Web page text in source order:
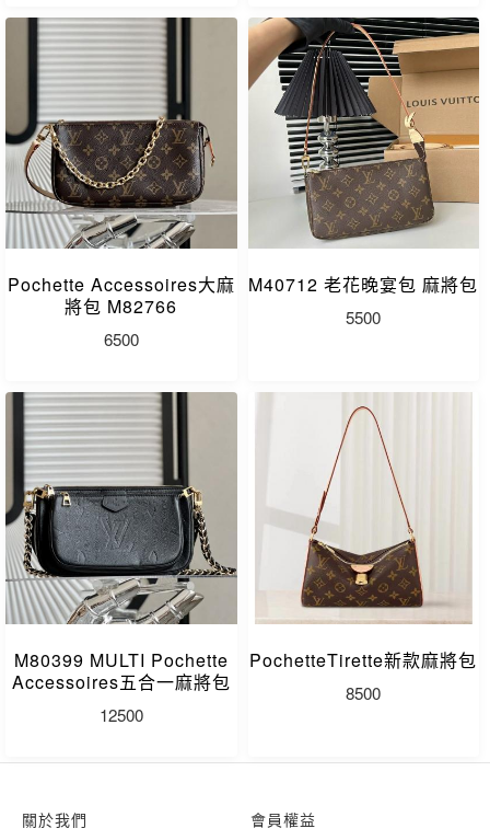
Pochette Accessoires大麻
將包 M82766
6500
M40712 老花晚宴包 麻將包
5500
M80399 MULTI Pochette
Accessoires五合一麻將包
12500
PochetteTirette新款麻將包
8500
關於我們 會員權益